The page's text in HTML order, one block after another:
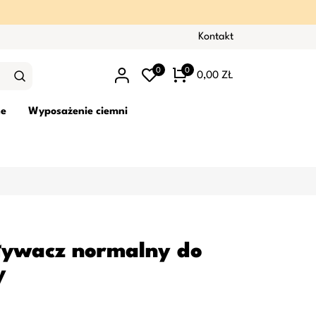
Kontakt
0 0 0,00 ZŁ
Wyposażenie ciemni
normalny do